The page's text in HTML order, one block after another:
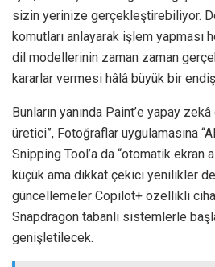
sizin yerinize gerçekleştirebiliyor.
komutları anlayarak işlem yapması
dil modellerinin zaman zaman
kararlar vermesi hâlâ büyük bir
Bunların yanında Paint’e yapay
üretici”, Fotoğraflar uygulamasına
Snipping Tool’a da “otomatik ekran
küçük ama dikkat çekici yenilikler
güncellemeler Copilot+ özellikli
Snapdragon tabanlı sistemlerle
genişletilecek.